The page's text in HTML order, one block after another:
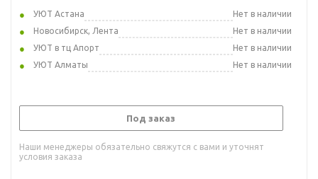
УЮТ Астана
Нет в наличии
Новосибирск, Лента
Нет в наличии
УЮТ в тц Апорт
Нет в наличии
УЮТ Алматы
Нет в наличии
Под заказ
Наши менеджеры обязательно свяжутся с вами и уточнят
условия заказа